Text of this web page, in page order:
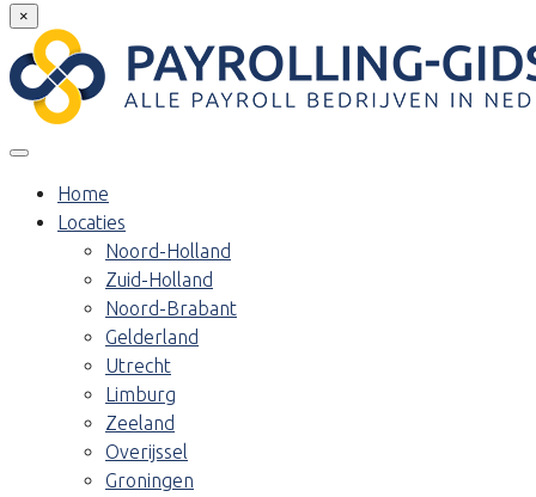
×
Home
Locaties
Noord-Holland
Zuid-Holland
Noord-Brabant
Gelderland
Utrecht
Limburg
Zeeland
Overijssel
Groningen